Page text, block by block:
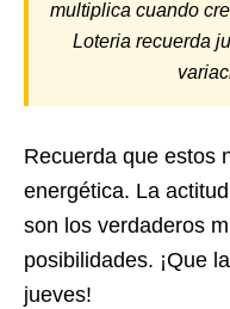
multiplica cuando
Loteria recuerda
Recuerda que estos
energética. La
son los verdaderos
posibilidades. ¡Que
jueves!